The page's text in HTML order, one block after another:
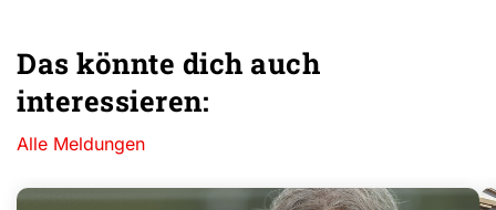
Das könnte dich auch
interessieren:
Alle Meldungen